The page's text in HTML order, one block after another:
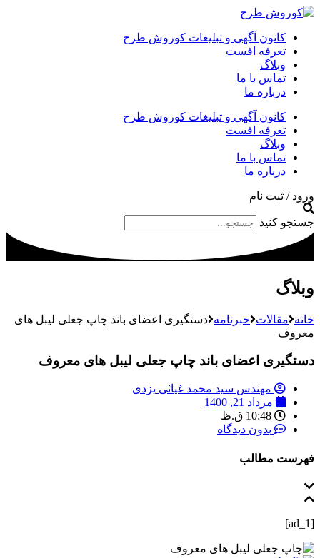
کانون آگهی و تبلیغات کوروش طرح
تعرفه افست
وبلاگ
تماس با ما
درباره ما
کانون آگهی و تبلیغات کوروش طرح
تعرفه افست
وبلاگ
تماس با ما
درباره ما
ورود / ثبت نام
جستجو کنید
وبلاگ
خانه مقالات خبرنامه دستگیری اعضای باند چاپ جعلی لیبل های
معروف
دستگیری اعضای باند چاپ جعلی لیبل های معروف
مهندس سید محمد غیاثی یزدی
مرداد 21, 1400
10:48 ق.ظ
بدون دیدگاه
فهرست مطالب
[ad_1]